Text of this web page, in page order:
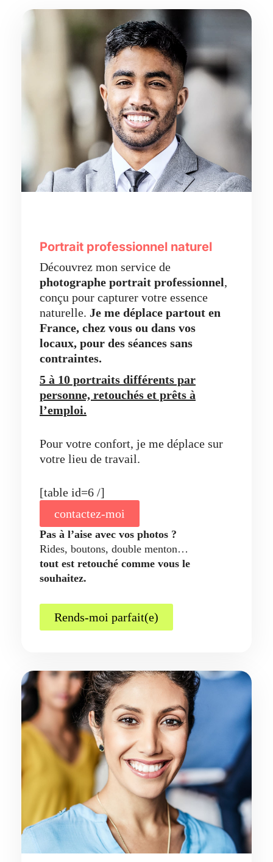
Portrait professionnel naturel
Découvrez mon service de
photographe portrait professionnel,
conçu pour capturer votre essence
naturelle. Je me déplace partout en
France, chez vous ou dans vos
locaux, pour des séances sans
contraintes.
5 à 10 portraits différents par
personne, retouchés et prêts à
l’emploi.
Pour votre confort, je me déplace sur
votre lieu de travail.
[table id=6 /]
contactez-moi
Pas à l’aise avec vos photos ?
Rides, boutons, double menton…
tout est retouché comme vous le
souhaitez.
Rends-moi parfait(e)